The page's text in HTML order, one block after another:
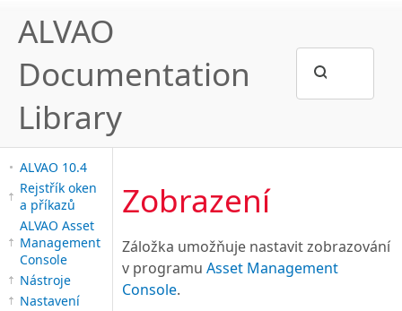
ALVAO
Documentation
Library
ALVAO 10.4
Rejstřík oken
a příkazů
ALVAO Asset
Management
Console
Nástroje
Nastavení
Zobrazení
Záložka umožňuje nastavit zobrazování
v programu Asset Management
Console.